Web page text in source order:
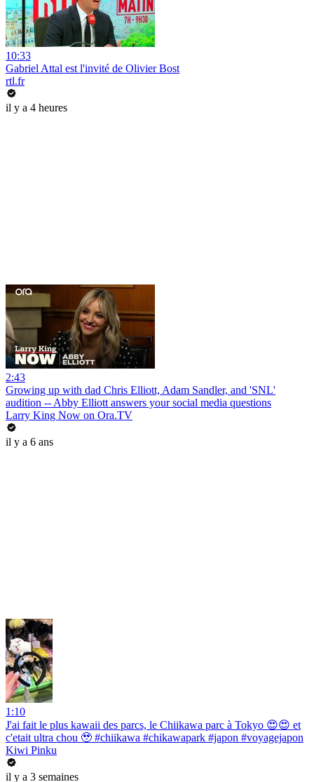
10:33
Gabriel Attal est l'invité de Olivier Bost
rtl.fr
il y a 4 heures
2:43
Growing up with dad Chris Elliott, Adam Sandler, and 'SNL'
audition -- Abby Elliott answers your social media questions
Larry King Now on Ora.TV
il y a 6 ans
1:10
J'ai fait le plus kawaii des parcs, le Chiikawa parc à Tokyo 😍😍 et
c'etait ultra chou 🥹 #chiikawa #chikawapark #japon #voyagejapon
Kiwi Pinku
il y a 3 semaines